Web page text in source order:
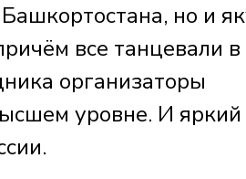
но и
все танцевали в
организаторы
уровне. И яркий